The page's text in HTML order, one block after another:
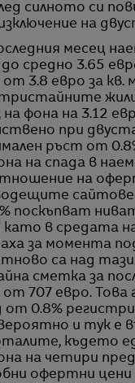
на
месец
до средно 3.65
от 3.8 евро за кв.
на фона на 3.12
при
ръст от
на спада в
на
сайтове
поскъпват
като в средата
за момента
са над тази
сметка за
от 707 евро.
от 0.8%
и тук е
където
на четири
офертни цени